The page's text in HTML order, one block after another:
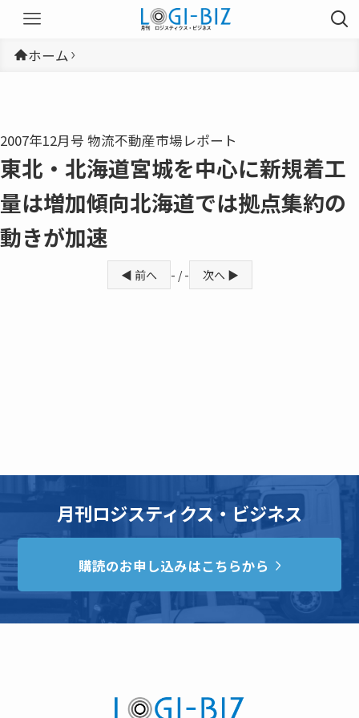
ホーム
2007年12月号 物流不動産市場レポート
東北・北海道宮城を中心に新規着工
量は増加傾向北海道では拠点集約の
動きが加速
◀ 前へ - / - 次へ ▶
月刊ロジスティクス・ビジネス
購読のお申し込みはこちらから